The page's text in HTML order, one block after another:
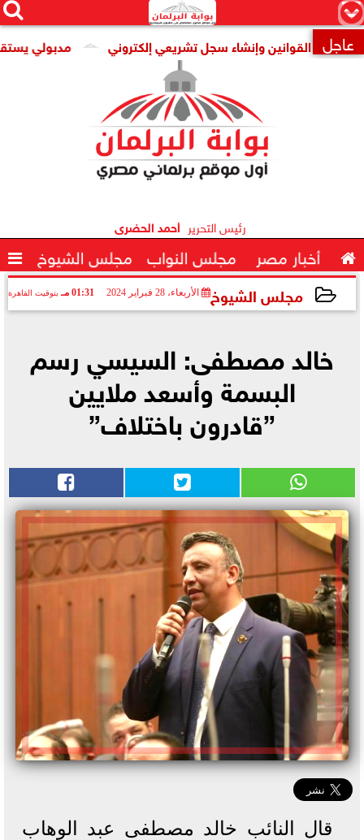
×


 عاجل مدبولي يستقبل القوانين وإنشاء سجل تشريعي إلكتروني
رئيس التحرير أحمد الحضرى
 أخبار مصر مجلس النواب مجلس الشيوخ 
مجلس الشيوخ الأربعاء، 28 فبراير 2024 01:31 مـ بتوقيت القاهرة
خالد مصطفى: السيسي رسم
البسمة وأسعد ملايين
”قادرون باختلاف”
قال النائب خالد مصطفى عبد الوهاب